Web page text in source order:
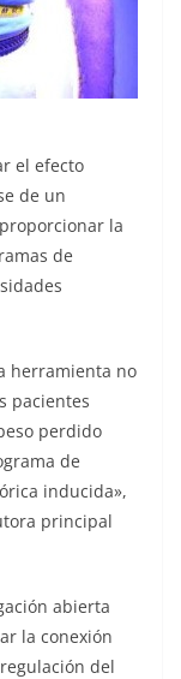
el efecto
de un
la
de
herramienta no
pacientes
perdido
de
inducida»,
principal
abierta
la conexión
del